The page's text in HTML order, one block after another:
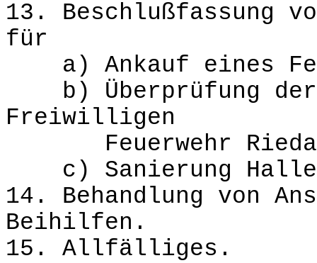
13. Beschlußfassung
für
a) Ankauf eines
b) Überprüfung der
Freiwilligen
Feuerwehr
c) Sanierung
14. Behandlung von
Beihilfen.
15. Allfälliges.